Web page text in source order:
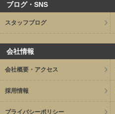
ブログ・SNS
スタッフブログ
会社情報
会社概要・アクセス
採用情報
プライバシーポリシー